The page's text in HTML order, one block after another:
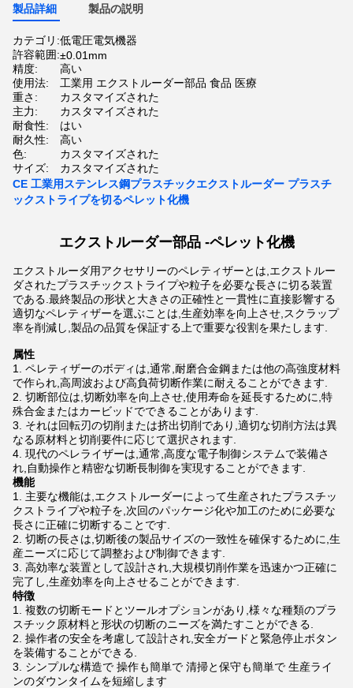
製品詳細 製品の説明
カテゴリ:低電圧電気機器
許容範囲:±0.01mm
精度:
高い
使用法:
工業用 エクストルーダー部品 食品 医療
重さ:
カスタマイズされた
主力:
カスタマイズされた
耐食性:
はい
耐久性:
高い
色:
カスタマイズされた
サイズ:
カスタマイズされた
CE 工業用ステンレス鋼プラスチックエクストルーダー プラスチ
ックストライプを切るペレット化機
エクストルーダー部品 -ペレット化機
エクストルーダ用アクセサリーのペレティザーとは,エクストルー
ダされたプラスチックストライプや粒子を必要な長さに切る装置
である.最終製品の形状と大きさの正確性と一貫性に直接影響する
適切なペレティザーを選ぶことは,生産効率を向上させ,スクラップ
率を削減し,製品の品質を保証する上で重要な役割を果たします.
属性
ペレティザーのボディは,通常,耐磨合金鋼または他の高強度材料
で作られ,高周波および高負荷切断作業に耐えることができます.
切断部位は,切断効率を向上させ,使用寿命を延長するために,特
殊合金またはカービッドでできることがあります.
それは回転刃の切削または挤出切削であり,適切な切削方法は異
なる原材料と切削要件に応じて選択されます.
現代のペレライザーは,通常,高度な電子制御システムで装備さ
れ,自動操作と精密な切断長制御を実現することができます.
機能
主要な機能は,エクストルーダーによって生産されたプラスチッ
クストライプや粒子を,次回のパッケージ化や加工のために必要な
長さに正確に切断することです.
切断の長さは,切断後の製品サイズの一致性を確保するために,生
産ニーズに応じて調整および制御できます.
高効率な装置として設計され,大規模切削作業を迅速かつ正確に
完了し,生産効率を向上させることができます.
特徴
複数の切断モードとツールオプションがあり,様々な種類のプラ
スチック原材料と形状の切断のニーズを満たすことができる.
操作者の安全を考慮して設計され,安全ガードと緊急停止ボタン
を装備することができる.
シンプルな構造で 操作も簡単で 清掃と保守も簡単で 生産ライ
ンのダウンタイムを短縮します